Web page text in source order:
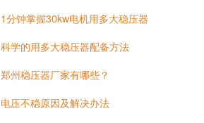
1分钟掌握30kw电机用多大稳压器
科学的用多大稳压器配备方法
郑州稳压器厂家有哪些？
电压不稳原因及解决办法